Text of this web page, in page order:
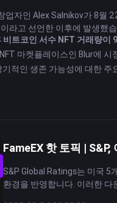
업자인 Alex Salnikov가 8월
라고 선언한 이후에 발생했
트코인 서수 NFT 거래량이
마켓플레이스인 Blur에
적인 생존 가능성에 대한 주
문제가 되지 않습니다.
로 인해 8월 17일 창작자들
데이터 또는 관련 재정 조언
FameEX 핫 토픽 |
S&P Global Ratings는 미국 5
환경을 반영합니다. 이러한 다